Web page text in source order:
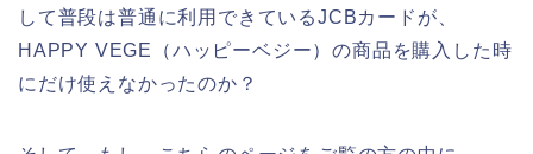
して普段は普通に利用できているJCBカードが、
HAPPY VEGE（ハッピーベジー）の商品を購入した時
にだけ使えなかったのか？